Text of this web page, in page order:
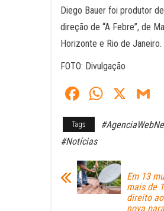
Diego Bauer foi produtor
direção de “A Febre”, de
Horizonte e Rio de Janeiro.
FOTO: Divulgação
Fa
ce
bo
ok
W
ts
pp
X
Tags
#Notícias
Em 13
mais de
direito
nova